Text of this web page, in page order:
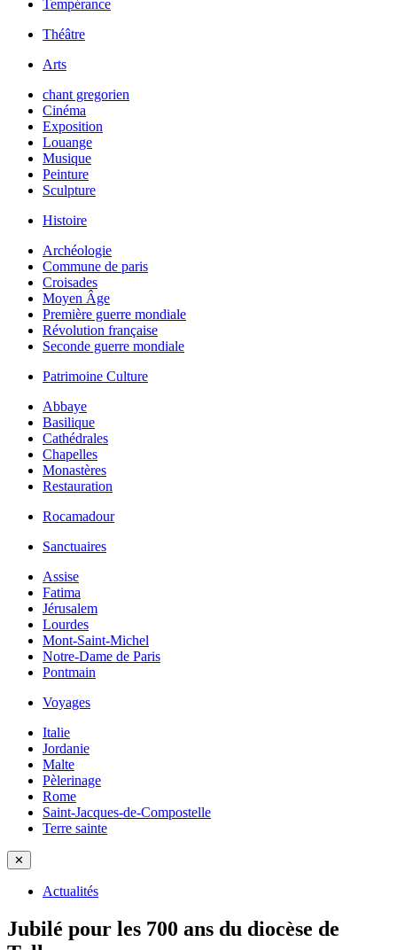
Tempérance
Théâtre
Arts
chant gregorien
Cinéma
Exposition
Louange
Musique
Peinture
Sculpture
Histoire
Archéologie
Commune de paris
Croisades
Moyen Âge
Première guerre mondiale
Révolution française
Seconde guerre mondiale
Patrimoine Culture
Abbaye
Basilique
Cathédrales
Chapelles
Monastères
Restauration
Rocamadour
Sanctuaires
Assise
Fatima
Jérusalem
Lourdes
Mont-Saint-Michel
Notre-Dame de Paris
Pontmain
Voyages
Italie
Jordanie
Malte
Pèlerinage
Rome
Saint-Jacques-de-Compostelle
Terre sainte
✕
Actualités
Jubilé pour les 700 ans du diocèse de